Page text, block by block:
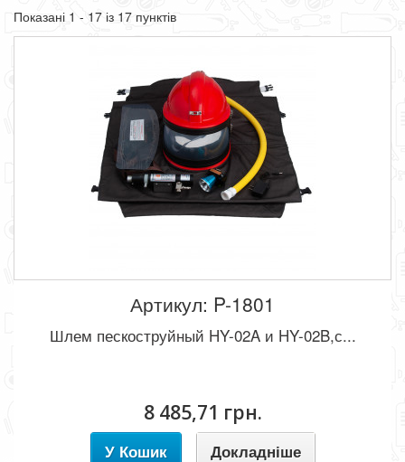
Показані 1 - 17 із 17 пунктів
Артикул: P-1801
Шлем пескоструйный HY-02A и HY-02B,с...
8 485,71 грн.
У Кошик Докладніше